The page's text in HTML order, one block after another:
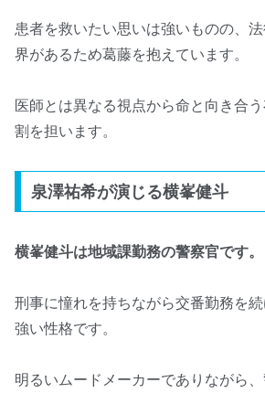
患者を救いたい思いは強いものの、
界があるため葛藤を抱えています。
医師とは異なる視点から命と向き合
割を担います。
泉澤祐希が演じる横峯健斗
横峯健斗は地域課勤務の警察官です。
刑事に憧れを持ちながら交番勤務を
強い性格です。
明るいムードメーカーでありながら